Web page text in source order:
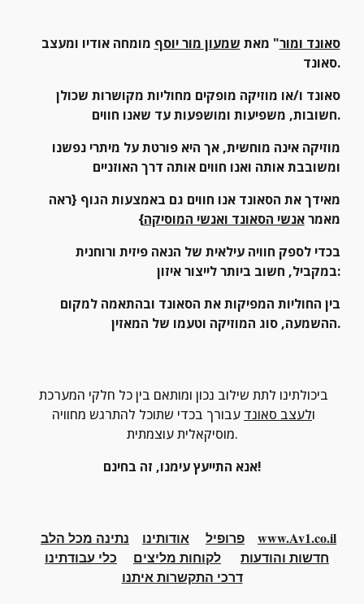
סאונד ומור" מאת שמעון מור יוסף
סאונד.
חשובות, משפיעות ומושפעות עד שאנו חווים.
ומשובבת אותה ואנו חווים אותה דרך האוזניים
מאמר אנשי הסאונד ואנשי המוסיקה}
במקביל, חשוב ביותר לייצור איזון:
ההשמעה, סוג המוזיקה וטעמו של המאזין.
ולעצב סאונד
מוסיקאלית עוצמתית.
אנא התייעץ עימנו, זה בחינם!
www.Av1.co.il פרופיל אודותינו
נתינה מכל הלב
חדשות והודעות
לקוחות מליצים כלי עבודתינו
דרכי התקשרות איתנו